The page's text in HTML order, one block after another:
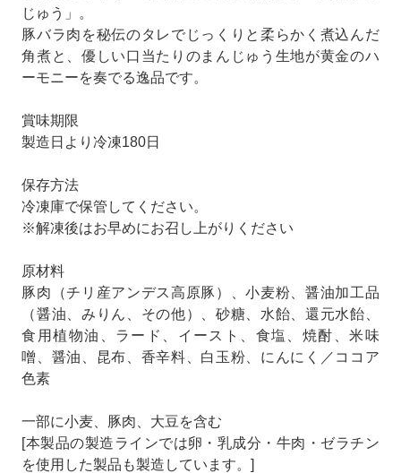
じゅう」。
豚バラ肉を秘伝のタレでじっくりと柔らかく煮込んだ
角煮と、優しい口当たりのまんじゅう生地が黄金のハ
ーモニーを奏でる逸品です。
賞味期限
製造日より冷凍180日
保存方法
冷凍庫で保管してください。
※解凍後はお早めにお召し上がりください
原材料
豚肉（チリ産アンデス高原豚）、小麦粉、醤油加工品
（醤油、みりん、その他）、砂糖、水飴、還元水飴、
食用植物油、ラード、イースト、食塩、焼酎、米味
噌、醤油、昆布、香辛料、白玉粉、にんにく／ココア
色素
一部に小麦、豚肉、大豆を含む
[本製品の製造ラインでは卵・乳成分・牛肉・ゼラチン
を使用した製品も製造しています。]